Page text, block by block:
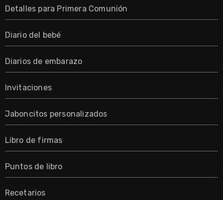
Detalles para Primera Comunión
Diario del bebé
Diarios de embarazo
Invitaciones
Jaboncitos personalizados
Libro de firmas
Puntos de libro
Recetarios